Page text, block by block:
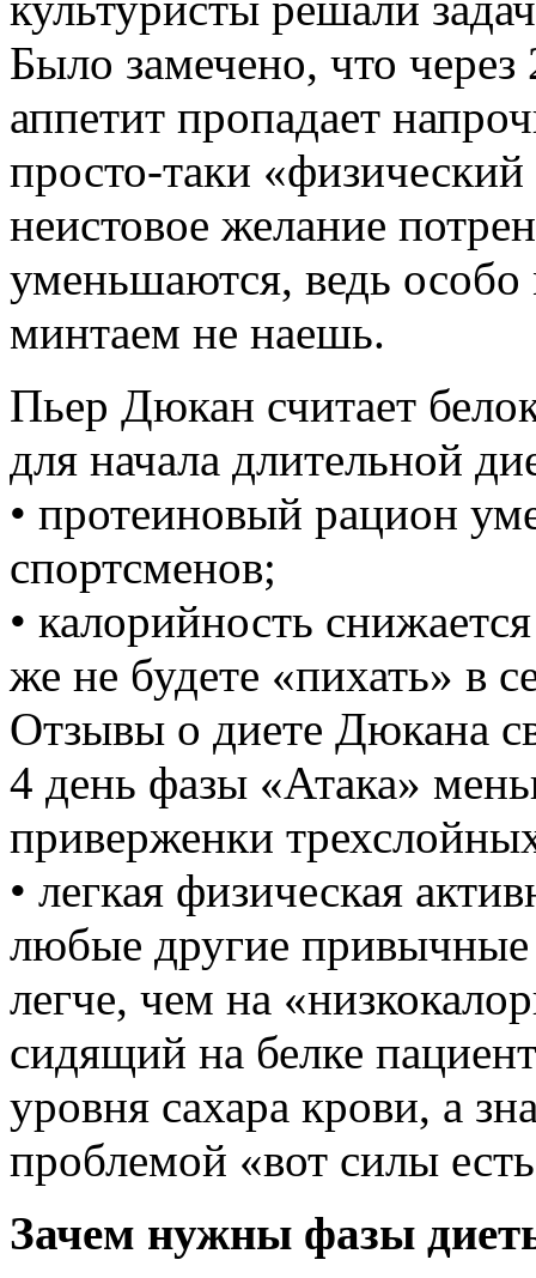
Было замечено, что
аппетит пропадает
просто-таки
неистовое желание
уменьшаются, ведь
минтаем не наешь.
Пьер Дюкан считает
для начала длительной
• протеиновый рацион
спортсменов;
• калорийность
же не будете «пихать» в
Отзывы о диете Дюкана
4 день фазы «Атака»
приверженки
• легкая физическая
любые другие привычные
легче, чем на
сидящий на белке
уровня сахара крови, а
проблемой «вот силы
Зачем нужны фазы